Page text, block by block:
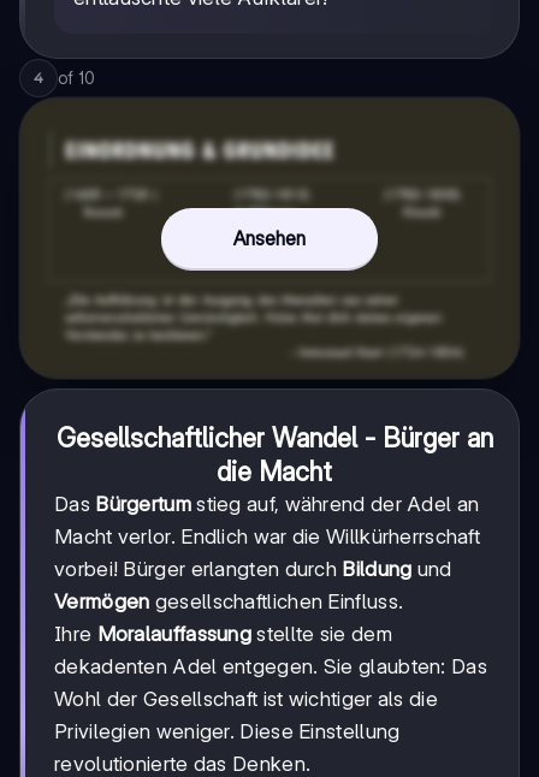
4 of 10
Ansehen
Gesellschaftlicher Wandel - Bürger an
die Macht
Das Bürgertumstieg auf, während der Adel an
Macht verlor. Endlich war die Willkürherrschaft
vorbei! Bürger erlangten durch Bildung und
Vermögen gesellschaftlichen Einfluss.
Ihre Moralauffassung stellte sie dem
dekadenten Adel entgegen. Sie glaubten: Das
Wohl der Gesellschaft ist wichtiger als die
Privilegien weniger. Diese Einstellung
revolutionierte das Denken.